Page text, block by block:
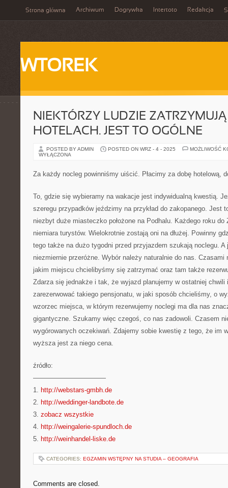
Strona główna Archiwum Dogrywka Intertoto Redakcja
WTOREK
NIEKTÓRZY LUDZIE
HOTELACH. JEST TO OGÓLNE
POSTED BY ADMIN POSTED ON WRZ - 4 - 2025
MOŻLIWOŚĆ
WYŁĄCZONA
Za każdy nocleg powinniśmy uiścić. Płacimy za dobę hotelową,
To, gdzie się wybieramy na wakacje jest indywidualną kwestią.
szeregu przypadków jeździmy na przykład do zakopanego. Jest
niezbyt duże miasteczko położone na Podhalu. Każdego roku
niemiara turystów. Wielokrotnie zostają oni na dłużej. Powinny
tego także na dużo tygodni przed przyjazdem szukają noclegu. A
niezmiernie przeróżne. Wybór należy naturalnie do nas.
jakim miejscu chcielibyśmy się zatrzymać oraz tam także
Zdarza się jednakże i tak, że wyjazd planujemy w ostatniej
zarezerwować takiego pensjonatu, w jaki sposób chcieliśmy, o
wzorzec miejsca, w którym rezerwujemy noclegi ma dla nas
gigantyczne. Szukamy więc czegoś, co nas zadowoli. Czasem
wygórowanych oczekiwań. Zdajemy sobie kwestię z tego, że im
wyższa jest za niego cena.
źródło:
———————————
1. http://webstars-gmbh.de
2. http://weddinger-landbote.de
3. zobacz wszystkie
4. http://weingalerie-spundloch.de
5. http://weinhandel-liske.de
CATEGORIES: EGZAMIN WSTĘPNY NA STUDIA – GEOGRAFIA
Comments are closed.